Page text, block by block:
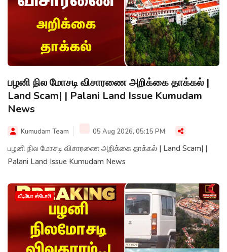
பழனி நில மோசடி விசாரணை அறிக்கை தாக்கல் |
Land Scam| | Palani Land Issue Kumudam
News
Kumudam Team 05 Aug 2026, 05:15 PM
பழனி நில மோசடி விசாரணை அறிக்கை தாக்கல் | Land Scam| |
Palani Land Issue Kumudam News
வீடியோ ஸ்டோரி